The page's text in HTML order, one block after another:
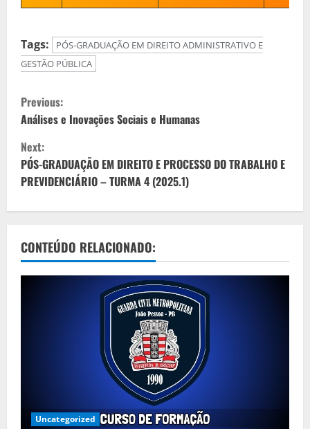
Tags:
PÓS-GRADUAÇÃO EM DIREITO ADMINISTRATIVO E
GESTÃO PÚBLICA
C
o
n
t
i
n
u
Previous:
Análises e Inovações Sociais e Humanas
Next:
PÓS-GRADUAÇÃO EM DIREITO E PROCESSO DO TRABALHO E
PREVIDENCIÁRIO – TURMA 4 (2025.1)
CONTEÚDO RELACIONADO:
Uncategorized